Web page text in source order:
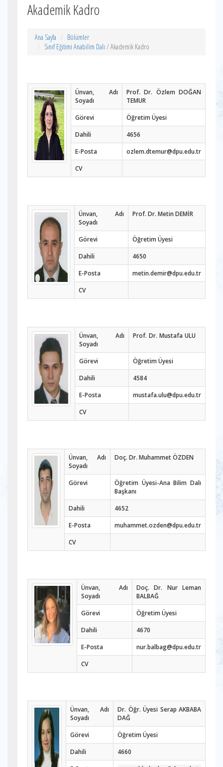
Akademik Kadro
Ana Sayfa
Bölümler
Sınıf Eğitimi Anabilim Dalı / Akademik Kadro
Ünvan, Adı
Soyadı
Prof. Dr. Özlem DOĞAN
TEMUR
Görevi
Öğretim Üyesi
Dahili
4656
E-Posta
ozlem.dtemur@dpu.edu.tr
CV
Ünvan, Adı
Soyadı
Prof. Dr. Metin DEMİR
Görevi
Öğretim Üyesi
Dahili
4650
E-Posta
metin.demir@dpu.edu.tr
CV
Ünvan, Adı
Soyadı
Prof. Dr. Mustafa ULU
Görevi
Öğretim Üyesi
Dahili
4584
E-Posta
mustafa.ulu@dpu.edu.tr
CV
Ünvan, Adı
Soyadı
Doç. Dr. Muhammet ÖZDEN
Görevi
Öğretim Üyesi-Ana Bilim Dalı
Başkanı
Dahili
4652
E-Posta
muhammet.ozden@dpu.edu.tr
CV
Ünvan, Adı
Soyadı
Doç. Dr. Nur Leman
BALBAĞ
Görevi
Öğretim Üyesi
Dahili
4670
E-Posta
nur.balbag@dpu.edu.tr
CV
Ünvan, Adı
Soyadı
Dr. Öğr. Üyesi Serap AKBABA
DAĞ
Görevi
Öğretim Üyesi
Dahili
4660